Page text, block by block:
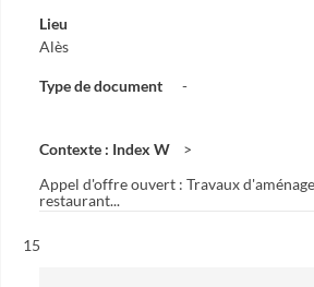
Lieu
Alès
Type de document -
Contexte : Index W
Appel d'offre ouvert : Travaux
restaurant...
Résultat n°
15